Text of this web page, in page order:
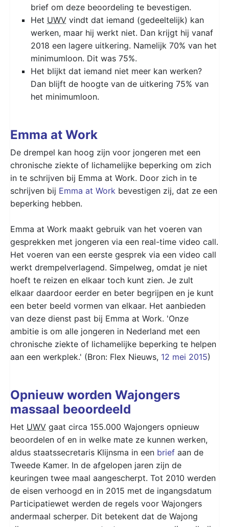
brief om deze beoordeling te bevestigen.
Het UWV vindt dat iemand (gedeeltelijk) kan
werken, maar hij werkt niet. Dan krijgt hij vanaf
2018 een lagere uitkering. Namelijk 70% van het
minimumloon. Dit was 75%.
Het blijkt dat iemand niet meer kan werken?
Dan blijft de hoogte van de uitkering 75% van
het minimumloon.
Emma at Work
De drempel kan hoog zijn voor jongeren met een
chronische ziekte of lichamelijke beperking om zich
in te schrijven bij Emma at Work. Door zich in te
schrijven bij Emma at Work bevestigen zij, dat ze een
beperking hebben.
Emma at Work maakt gebruik van het voeren van
gesprekken met jongeren via een real-time video call.
Het voeren van een eerste gesprek via een video call
werkt drempelverlagend. Simpelweg, omdat je niet
hoeft te reizen en elkaar toch kunt zien. Je zult
elkaar daardoor eerder en beter begrijpen en je kunt
een beter beeld vormen van elkaar. Het aanbieden
van deze dienst past bij Emma at Work. 'Onze
ambitie is om alle jongeren in Nederland met een
chronische ziekte of lichamelijke beperking te helpen
aan een werkplek.' (Bron: Flex Nieuws, 12 mei 2015)
Opnieuw worden Wajongers
massaal beoordeeld
Het UWV gaat circa 155.000 Wajongers opnieuw
beoordelen of en in welke mate ze kunnen werken,
aldus staatssecretaris Klijnsma in een brief aan de
Tweede Kamer. In de afgelopen jaren zijn de
keuringen twee maal aangescherpt. Tot 2010 werden
de eisen verhoogd en in 2015 met de ingangsdatum
Participatiewet werden de regels voor Wajongers
andermaal scherper. Dit betekent dat de Wajong